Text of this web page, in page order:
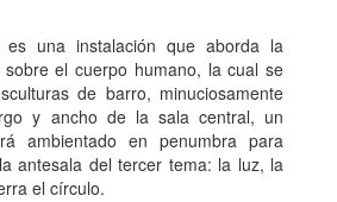
es una instalación que aborda la
sobre el cuerpo humano, la cual se
de barro, minuciosamente
y ancho de la sala central, un
ambientado en penumbra para
antesala del tercer tema: la luz, la
el círculo.